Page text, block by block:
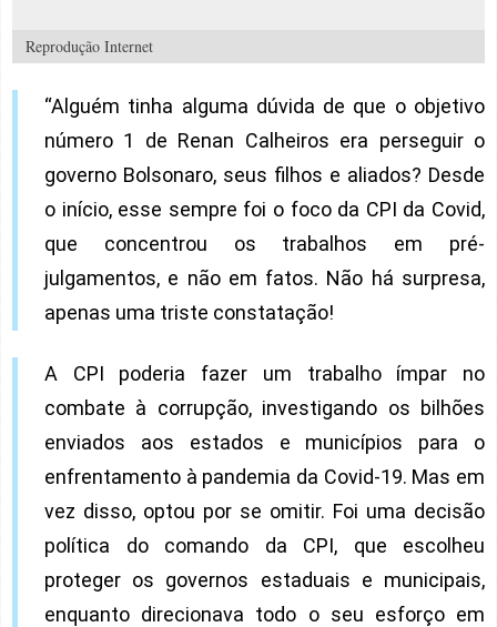
Reprodução Internet
“Alguém tinha alguma dúvida de que o objetivo
número 1 de Renan Calheiros era perseguir o
governo Bolsonaro, seus filhos e aliados? Desde
o início, esse sempre foi o foco da CPI da Covid,
que concentrou os trabalhos em pré-
julgamentos, e não em fatos. Não há surpresa,
apenas uma triste constatação!
A CPI poderia fazer um trabalho ímpar no
combate à corrupção, investigando os bilhões
enviados aos estados e municípios para o
enfrentamento à pandemia da Covid-19. Mas em
vez disso, optou por se omitir. Foi uma decisão
política do comando da CPI, que escolheu
proteger os governos estaduais e municipais,
enquanto direcionava todo o seu esforço em